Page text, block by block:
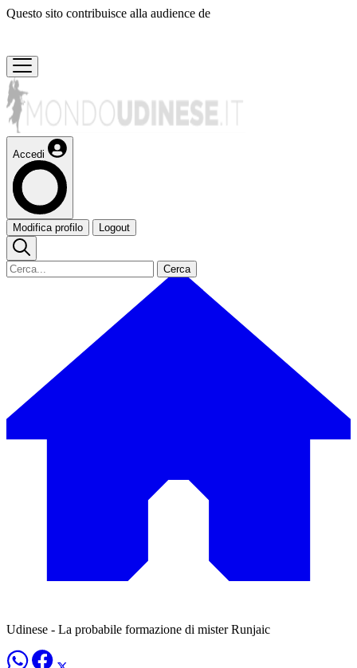
Questo sito contribuisce alla audience de
Accedi
Modifica profilo Logout
Cerca
Udinese - La probabile formazione di mister Runjaic